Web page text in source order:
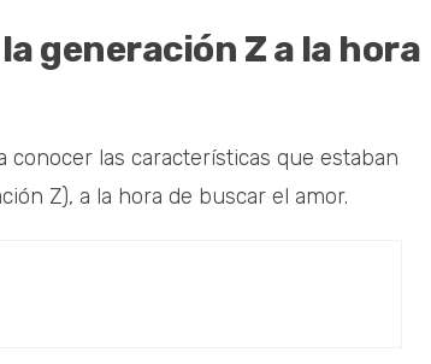
generación Z a la hora
las características que estaban
Z), a la hora de buscar el amor.